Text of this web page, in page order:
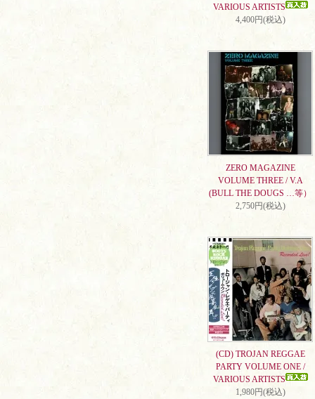
VARIOUS ARTISTS
4,400円(税込)
ZERO MAGAZINE
VOLUME THREE / V.A
(BULL THE DOUGS …等）
2,750円(税込)
(CD) TROJAN REGGAE
PARTY VOLUME ONE /
VARIOUS ARTISTS
1,980円(税込)